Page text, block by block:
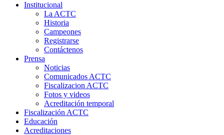
Institucional
La ACTC
Historia
Campeones
Registrarse
Contáctenos
Prensa
Noticias
Comunicados ACTC
Fiscalizacion ACTC
Fotos y videos
Acreditación temporal
Fiscalización ACTC
Educación
Acreditaciones